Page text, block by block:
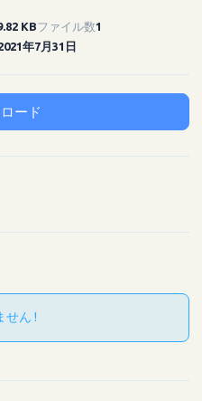
KBファイル数1
年7月31日
ード
せん !